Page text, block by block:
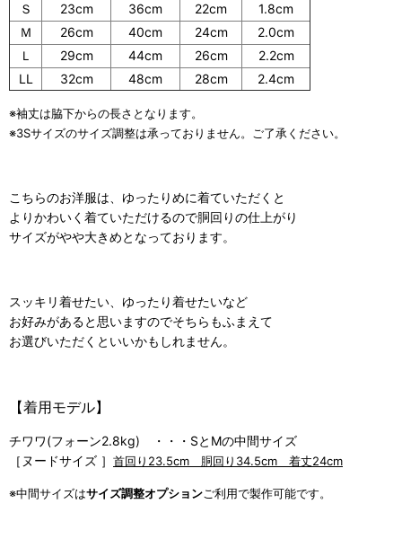
Ｓ
23cm 36cm 22cm
1.8cm
Ｍ
26cm 40cm 24cm
2.0cm
Ｌ
29cm 44cm 26cm
2.2cm
LL
32cm 48cm 28cm 2.4cm
※袖丈は脇下からの長さとなります。
※3Sサイズのサイズ調整は承っておりません。ご了承ください。
こちらのお洋服は、ゆったりめに着ていただくと
よりかわいく着ていただけるので胴回りの仕上がり
サイズがやや大きめとなっております。
スッキリ着せたい、ゆったり着せたいなど
お好みがあると思いますのでそちらもふまえて
お選びいただくといいかもしれません。
【着用モデル】
チワワ(フォーン2.8kg) ・・・SとMの中間サイズ
［ヌードサイズ ］ 首回り23.5cm 胴回り34.5cm 着丈24cm
※中間サイズはサイズ調整オプションご利用で製作可能です。